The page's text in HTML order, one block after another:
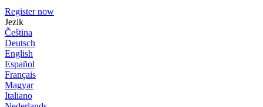
Register now
Jezik
Čeština
Deutsch
English
Español
Français
Magyar
Italiano